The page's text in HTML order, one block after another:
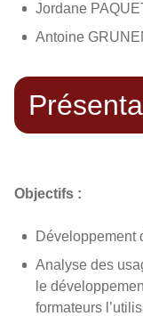
Jordane
Antoine
Objectifs :
Développement
Analyse des
le
formateurs